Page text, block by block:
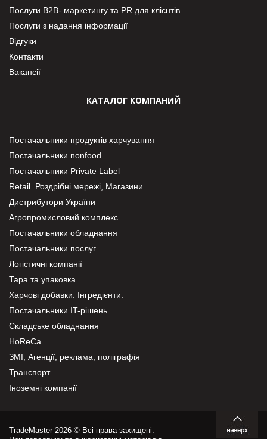
Послуги В2В- маркетингу та PR для клієнтів
Послуги з надання інформації
Відгуки
Контакти
Вакансії
КАТАЛОГ КОМПАНИЙ
Постачальники продуктів харчування
Постачальники nonfood
Постачальники Private Label
Retail. Роздрібні мережі, Магазини
Дистрибутори України
Агропромисловий комплекс
Постачальники обладнання
Постачальники послуг
Логістичні компанії
Тара та упаковка
Харчові добавки. Інгредієнти.
Постачальники IT-рішень
Складське обладнання
HoReCa
ЗМІ, Агенції, реклама, поліграфія
Транспорт
Іноземні компанії
TradeMaster 2026 © Всі права захищені.